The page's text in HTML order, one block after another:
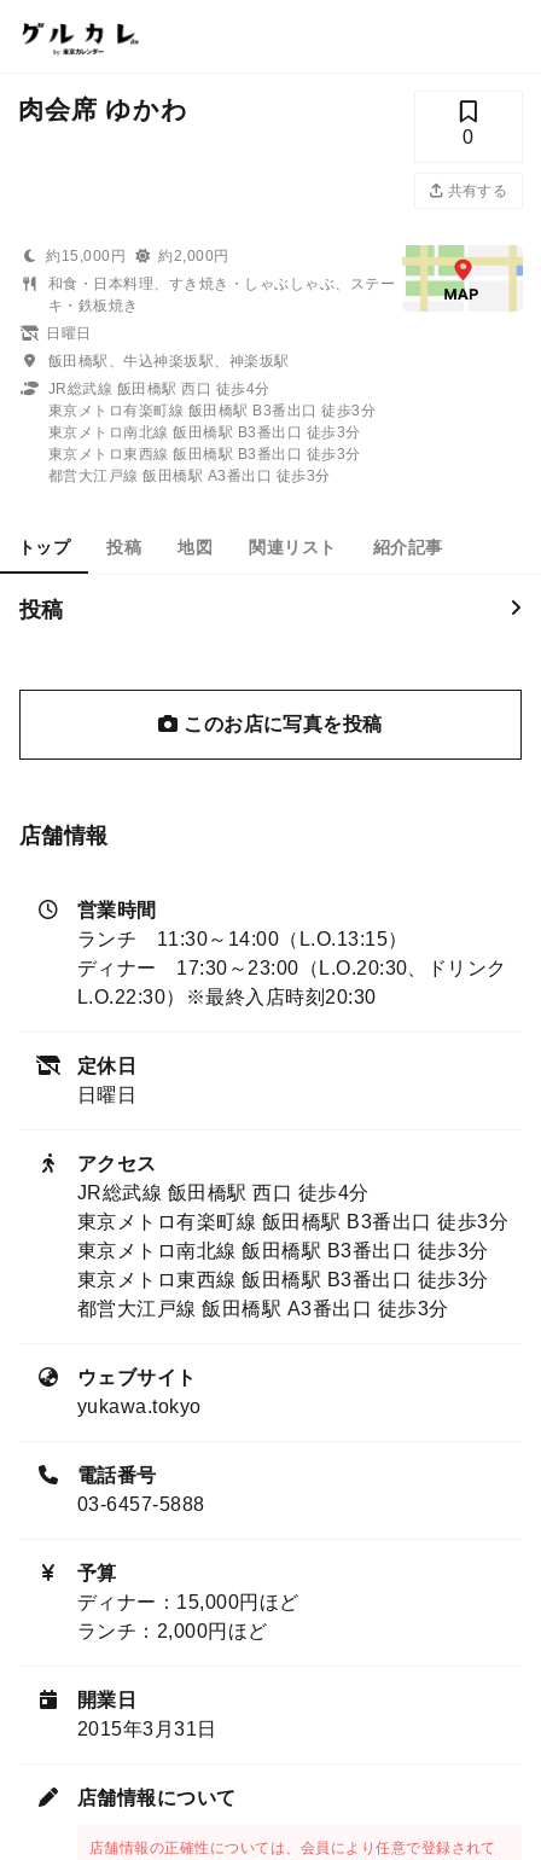
肉会席 ゆかわ
0
共有する
約15,000円
約2,000円
和食・日本料理、すき焼き・しゃぶしゃぶ、ステー
キ・鉄板焼き
日曜日
飯田橋駅、牛込神楽坂駅、神楽坂駅
JR総武線 飯田橋駅 西口 徒歩4分
東京メトロ有楽町線 飯田橋駅 B3番出口 徒歩3分
東京メトロ南北線 飯田橋駅 B3番出口 徒歩3分
東京メトロ東西線 飯田橋駅 B3番出口 徒歩3分
都営大江戸線 飯田橋駅 A3番出口 徒歩3分
トップ 投稿 地図 関連リスト 紹介記事
投稿
このお店に写真を投稿
店舗情報
営業時間
ランチ 11:30～14:00（L.O.13:15）
ディナー 17:30～23:00（L.O.20:30、ドリンク
L.O.22:30）※最終入店時刻20:30
定休日
日曜日
アクセス
JR総武線 飯田橋駅 西口 徒歩4分
東京メトロ有楽町線 飯田橋駅 B3番出口 徒歩3分
東京メトロ南北線 飯田橋駅 B3番出口 徒歩3分
東京メトロ東西線 飯田橋駅 B3番出口 徒歩3分
都営大江戸線 飯田橋駅 A3番出口 徒歩3分
ウェブサイト
yukawa.tokyo
電話番号
03-6457-5888
予算
ディナー：15,000円ほど
ランチ：2,000円ほど
開業日
2015年3月31日
店舗情報について
店舗情報の正確性については、会員により任意で登録されて